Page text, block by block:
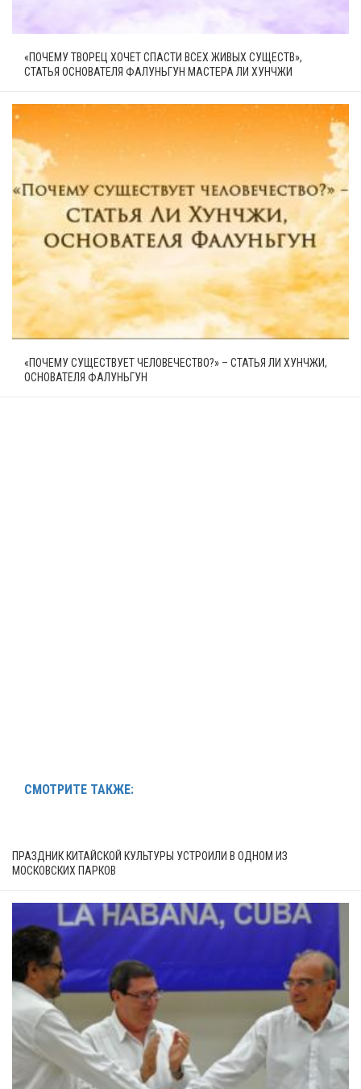
«ПОЧЕМУ ТВОРЕЦ ХОЧЕТ СПАСТИ ВСЕХ ЖИВЫХ СУЩЕСТВ»,
СТАТЬЯ ОСНОВАТЕЛЯ ФАЛУНЬГУН МАСТЕРА ЛИ ХУНЧЖИ
«ПОЧЕМУ СУЩЕСТВУЕТ ЧЕЛОВЕЧЕСТВО?» – СТАТЬЯ ЛИ ХУНЧЖИ,
ОСНОВАТЕЛЯ ФАЛУНЬГУН
СМОТРИТЕ ТАКЖЕ:
ПРАЗДНИК КИТАЙСКОЙ КУЛЬТУРЫ УСТРОИЛИ В ОДНОМ ИЗ
МОСКОВСКИХ ПАРКОВ